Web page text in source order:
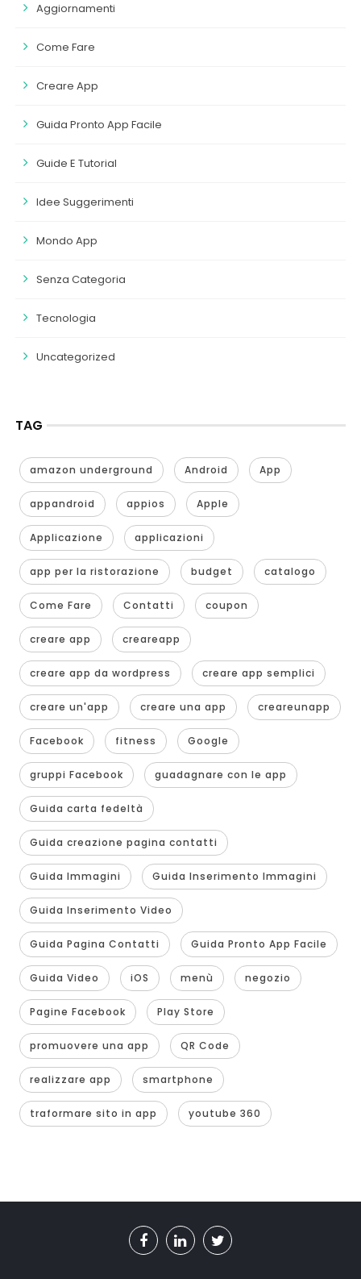
Aggiornamenti
Come Fare
Creare App
Guida Pronto App Facile
Guide E Tutorial
Idee Suggerimenti
Mondo App
Senza Categoria
Tecnologia
Uncategorized
TAG
amazon underground Android App
appandroid appios Apple
Applicazione applicazioni
app per la ristorazione budget catalogo
Come Fare Contatti coupon
creare app creareapp
creare app da wordpress creare app semplici
creare un'app creare una app creareunapp
Facebook fitness Google
gruppi Facebook guadagnare con le app
Guida carta fedeltà
Guida creazione pagina contatti
Guida Immagini Guida Inserimento Immagini
Guida Inserimento Video
Guida Pagina Contatti Guida Pronto App Facile
Guida Video iOS menù negozio
Pagine Facebook Play Store
promuovere una app QR Code
realizzare app smartphone
traformare sito in app youtube 360